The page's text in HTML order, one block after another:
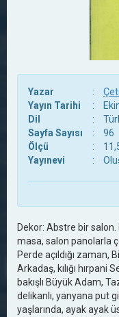
Yazar :
Yayın Tarihi
:
Dil
:
Sayfa Sayısı
:
96
Ölçü
:
Yayınevi
:
Dekor: Abstre bir
masa, salon panolarla
Perde açıldığı zaman,
Arkadaş, kılığı hırpani
bakışlı Büyük Adam,
delikanlı, yanyana put
yaşlarında, ayak ayak